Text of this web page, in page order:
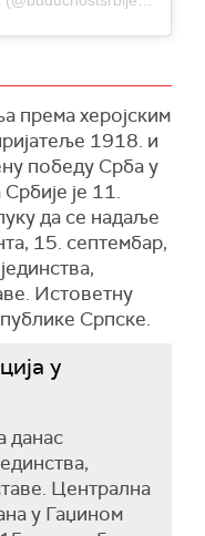
према херојским
1918. и
победу Срба у
је 11.
да се надаље
15. септембар,
Истоветну
Српске.
у
данас
Централна
у Гаџином